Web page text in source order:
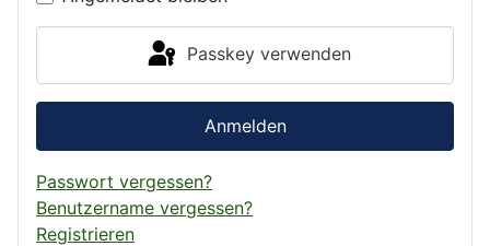
Passkey verwenden
Anmelden
Passwort vergessen?
Benutzername vergessen?
Registrieren